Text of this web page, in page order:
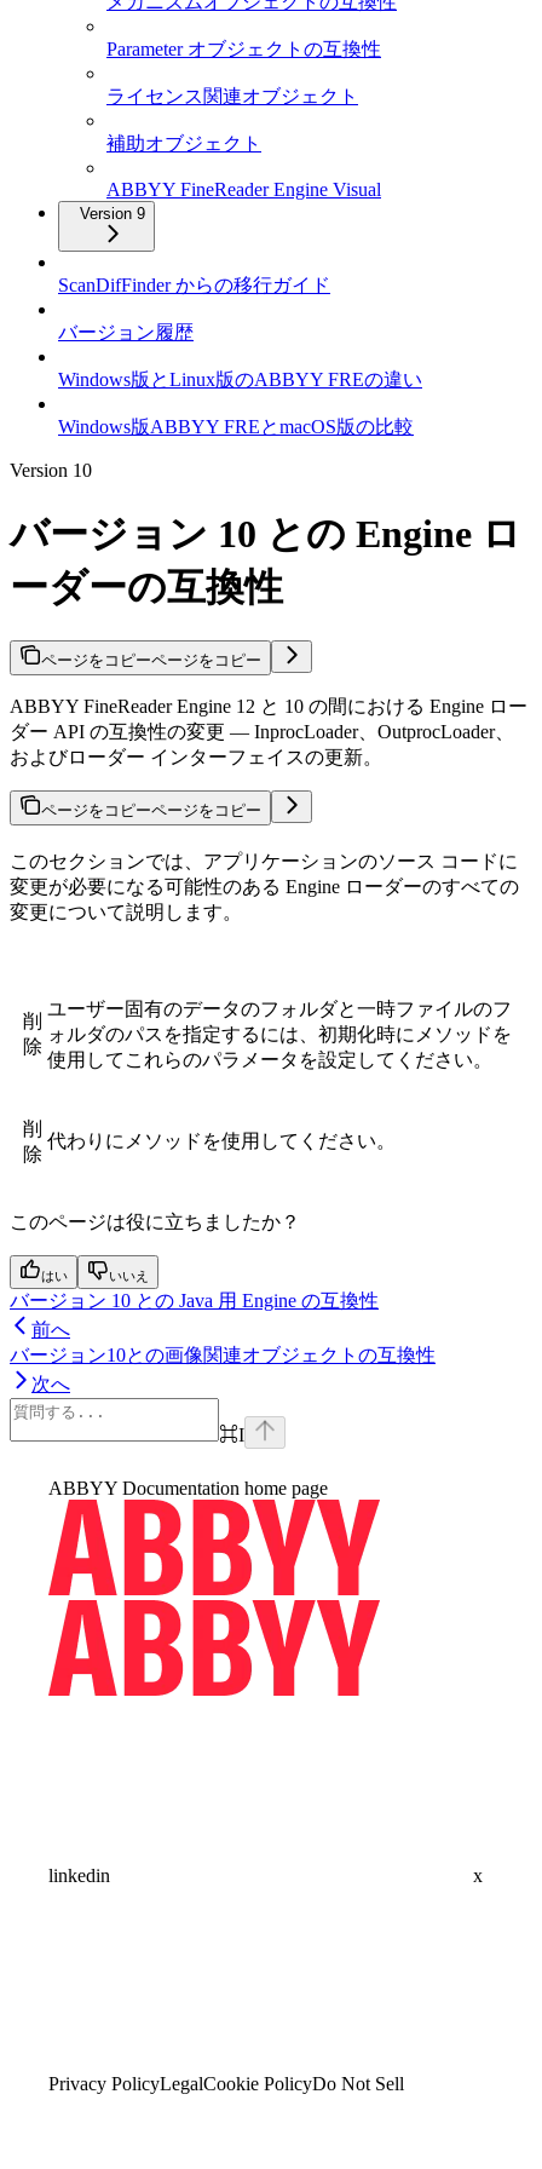
Parameter オブジェクトの互換性
ライセンス関連オブジェクト
補助オブジェクト
ABBYY FineReader Engine Visual
Version 9
ScanDifFinder からの移行ガイド
バージョン履歴
Windows版とLinux版のABBYY FREの違い
Windows版ABBYY FREとmacOS版の比較
Version 10
バージョン 10 との Engine ロ
ーダーの互換性
ページをコピーページをコピー
ABBYY FineReader Engine 12 と 10 の間における Engine ロー
ダー API の互換性の変更 — InprocLoader、OutprocLoader、
およびローダー インターフェイスの更新。
ページをコピーページをコピー
このセクションでは、アプリケーションのソース コードに
変更が必要になる可能性のある Engine ローダーのすべての
変更について説明します。
削
除
ユーザー固有のデータのフォルダと一時ファイルのフ
ォルダのパスを指定するには、初期化時に メソッドを
使用してこれらのパラメータを設定してください。
削
除
代わりに メソッドを使用してください。
このページは役に立ちましたか？
はい いいえ
バージョン 10 との Java 用 Engine の互換性
前へ
バージョン10との画像関連オブジェクトの互換性
次へ
⌘I
ABBYY Documentation home page
linkedin x
Privacy PolicyLegalCookie PolicyDo Not Sell